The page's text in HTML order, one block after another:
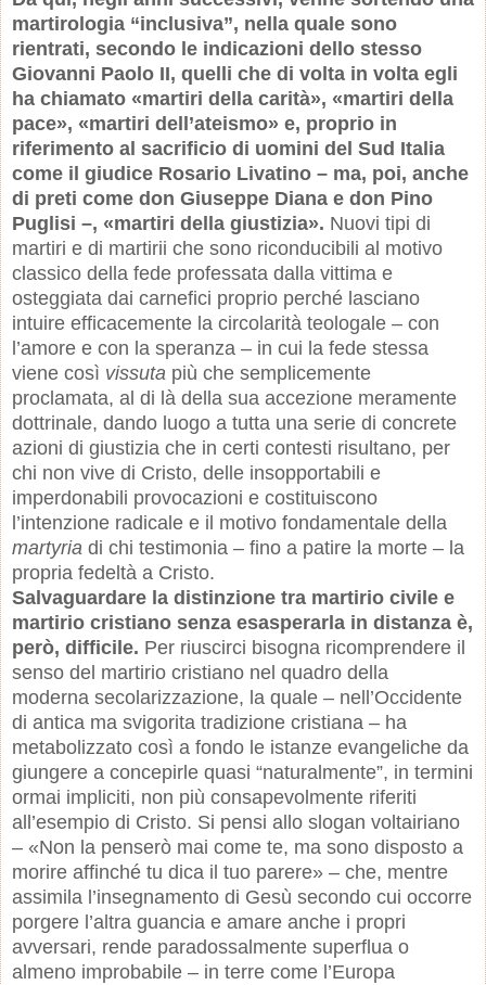
martirologia “inclusiva”, nella quale sono
rientrati, secondo le indicazioni dello stesso
Giovanni Paolo II, quelli che di volta in volta egli
ha chiamato «martiri della carità», «martiri della
pace», «martiri dell’ateismo» e, proprio in
riferimento al sacrificio di uomini del Sud Italia
come il giudice Rosario Livatino – ma, poi, anche
di preti come don Giuseppe Diana e don Pino
Puglisi –, «martiri della giustizia». Nuovi tipi di
martiri e di martirii che sono riconducibili al motivo
classico della fede professata dalla vittima e
osteggiata dai carnefici proprio perché lasciano
intuire efficacemente la circolarità teologale – con
l’amore e con la speranza – in cui la fede stessa
viene così vissuta più che semplicemente
proclamata, al di là della sua accezione meramente
dottrinale, dando luogo a tutta una serie di concrete
azioni di giustizia che in certi contesti risultano, per
chi non vive di Cristo, delle insopportabili e
imperdonabili provocazioni e costituiscono
l’intenzione radicale e il motivo fondamentale della
martyria di chi testimonia – fino a patire la morte – la
propria fedeltà a Cristo.
Salvaguardare la distinzione tra martirio civile e
martirio cristiano senza esasperarla in distanza è,
però, difficile. Per riuscirci bisogna ricomprendere il
senso del martirio cristiano nel quadro della
moderna secolarizzazione, la quale – nell’Occidente
di antica ma svigorita tradizione cristiana – ha
metabolizzato così a fondo le istanze evangeliche da
giungere a concepirle quasi “naturalmente”, in termini
ormai impliciti, non più consapevolmente riferiti
all’esempio di Cristo. Si pensi allo slogan voltairiano
– «Non la penserò mai come te, ma sono disposto a
morire affinché tu dica il tuo parere» – che, mentre
assimila l’insegnamento di Gesù secondo cui occorre
porgere l’altra guancia e amare anche i propri
avversari, rende paradossalmente superflua o
almeno improbabile – in terre come l’Europa